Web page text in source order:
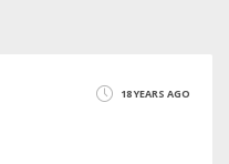
18 YEARS AGO